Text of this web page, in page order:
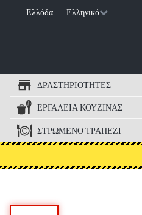
Ελλάδα Ελληνικά
ΔΡΑΣΤΗΡΙΟΤΗΤΕΣ
ΕΡΓΑΛΕΙΑ ΚΟΥΖΙΝΑΣ
ΣΤΡΩΜΕΝΟ ΤΡΑΠΕΖΙ